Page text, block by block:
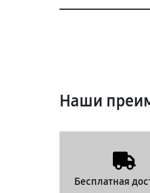
Наши
Бесплатная